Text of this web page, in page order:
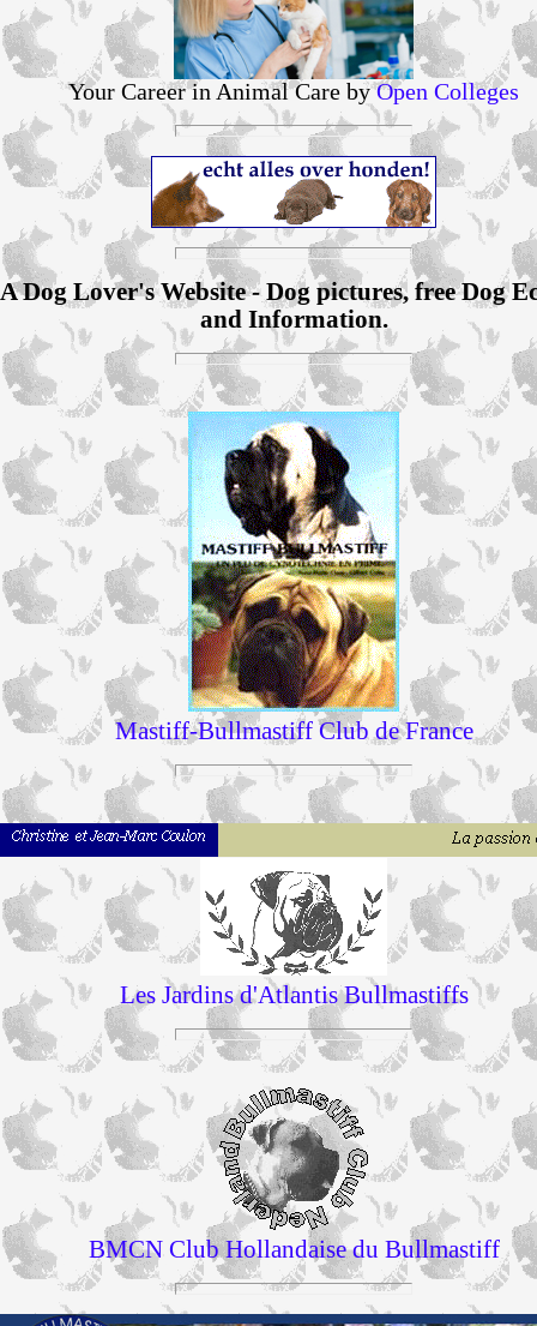
Your Career in Animal Care byOpen Colleges
A Dog Lover's Website - Dog pictures, free Dog
and Information.
Mastiff-Bullmastiff Club de France
Les Jardins d'Atlantis Bullmastiffs
BMCN Club Hollandaise du Bullmastiff